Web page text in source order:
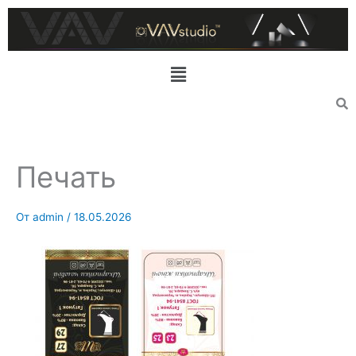
Перейти
содержимому
Меню
Печать
От admin / 18.05.2026